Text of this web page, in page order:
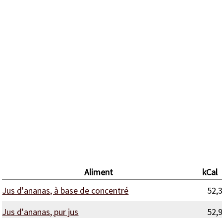
Aliment
kCal
Jus d'ananas, à base de concentré
52,3
Jus d'ananas, pur jus
52,9